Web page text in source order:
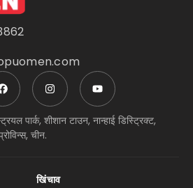
पार्क, शीशान टाउन, नान्हाई डिस्ट्रिक्ट,
चीन.
खिंचाव